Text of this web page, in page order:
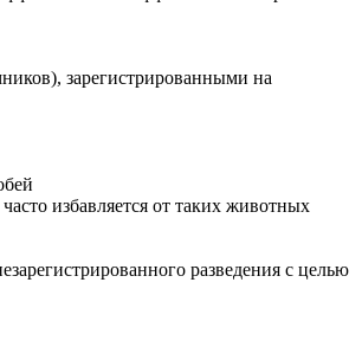
зарегистрированными на
избавляется от таких животных
разведения с целью